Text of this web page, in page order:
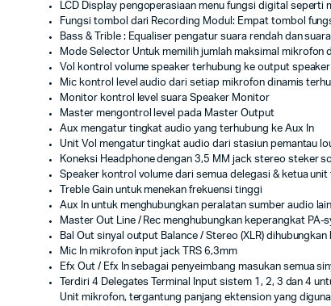
LCD Display pengoperasiaan menu fungsi digital seperti
Fungsi tombol dari Recording Modul: Empat tombol
Bass & Trible : Equaliser pengatur suara rendah dan
Mode Selector Untuk memilih jumlah maksimal
Vol kontrol volume speaker terhubung ke output
Mic kontrol level audio dari setiap mikrofon dinamis
Monitor kontrol level suara Speaker Monitor
Master mengontrol level pada Master Output
Aux mengatur tingkat audio yang terhubung ke Aux In
Unit Vol mengatur tingkat audio dari stasiun pemantau
Koneksi Headphone dengan 3,5 MM jack stereo steker
Speaker kontrol volume dari semua delegasi & ketua unit
Treble Gain untuk menekan frekuensi tinggi
Aux In untuk menghubungkan peralatan sumber audio
Master Out Line / Rec menghubungkan keperangkat
Bal Out sinyal output Balance / Stereo (XLR)
Mic In mikrofon input jack TRS 6,3mm
Efx Out / Efx In sebagai penyeimbang masukan semua
Terdiri 4 Delegates Terminal Input sistem 1, 2, 3 dan 4
Unit mikrofon, tergantung panjang ektension yang